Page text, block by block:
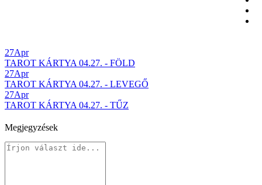
27Apr
TAROT KÁRTYA 04.27. - FÖLD
27Apr
TAROT KÁRTYA 04.27. - LEVEGŐ
27Apr
TAROT KÁRTYA 04.27. - TŰZ
Megjegyzések